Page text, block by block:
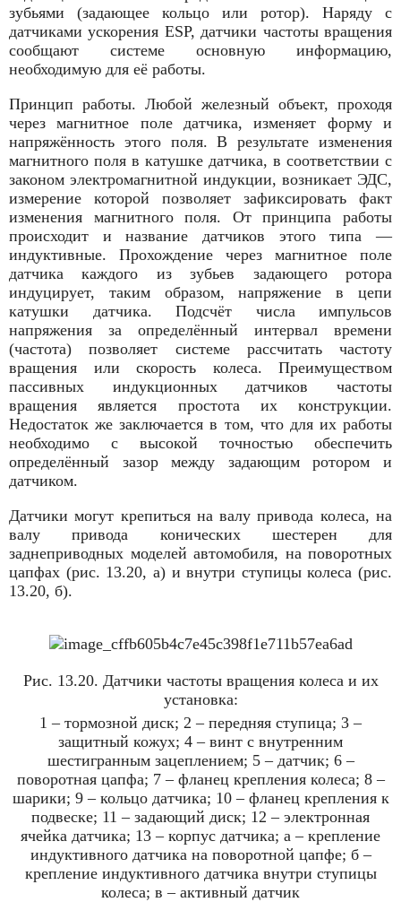
зубьями (задающее кольцо или ротор). Наряду с
датчиками ускорения ESP, датчики частоты вращения
сообщают системе основную информацию,
необходимую для её работы.
Принцип работы. Любой железный объект, проходя
через магнитное поле датчика, изменяет форму и
напряжённость этого поля. В результате изменения
магнитного поля в катушке датчика, в соответствии с
законом электромагнитной индукции, возникает ЭДС,
измерение которой позволяет зафиксировать факт
изменения магнитного поля. От принципа работы
происходит и название датчиков этого типа —
индуктивные. Прохождение через магнитное поле
датчика каждого из зубьев задающего ротора
индуцирует, таким образом, напряжение в цепи
катушки датчика. Подсчёт числа импульсов
напряжения за определённый интервал времени
(частота) позволяет системе рассчитать частоту
вращения или скорость колеса. Преимуществом
пассивных индукционных датчиков частоты
вращения является простота их конструкции.
Недостаток же заключается в том, что для их работы
необходимо с высокой точностью обеспечить
определённый зазор между задающим ротором и
датчиком.
Датчики могут крепиться на валу привода колеса, на
валу привода конических шестерен для
заднеприводных моделей автомобиля, на поворотных
цапфах (рис. 13.20, а) и внутри ступицы колеса (рис.
13.20, б).
Рис. 13.20. Датчики частоты вращения колеса и их
установка:
1 – тормозной диск; 2 – передняя ступица; 3 –
защитный кожух; 4 – винт с внутренним
шестигранным зацеплением; 5 – датчик; 6 –
поворотная цапфа; 7 – фланец крепления колеса; 8 –
шарики; 9 – кольцо датчика; 10 – фланец крепления к
подвеске; 11 – задающий диск; 12 – электронная
ячейка датчика; 13 – корпус датчика; а – крепление
индуктивного датчика на поворотной цапфе; б –
крепление индуктивного датчика внутри ступицы
колеса; в – активный датчик